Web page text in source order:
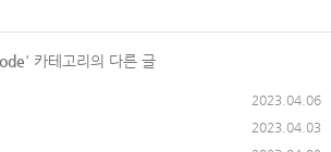
' 카테고리의 다른 글
2023.04.06
2023.04.03